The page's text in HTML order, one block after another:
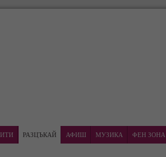
РАЗЦЪКАЙ АФИШ МУЗИКА ФЕН ЗОНА